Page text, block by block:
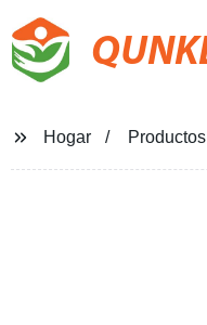
Hogar Productos